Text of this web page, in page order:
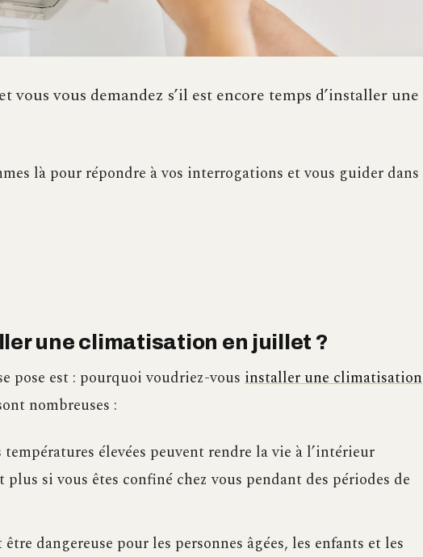
vous vous demandez s’il est encore temps d’installer une
là pour répondre à vos interrogations et vous guider dans
une climatisation en juillet ?
pose est : pourquoi voudriez-vous installer une climatisation
nombreuses :
élevées peuvent rendre la vie à l’intérieur
si vous êtes confiné chez vous pendant des périodes de
dangereuse pour les personnes âgées, les enfants et les